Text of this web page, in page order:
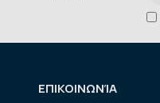
ΕΠΙΚΟΙΝΩΝΊΑ